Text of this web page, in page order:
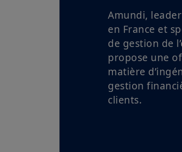
Amundi,
en France et
de gestion de
propose une
matière
gestion
clients.